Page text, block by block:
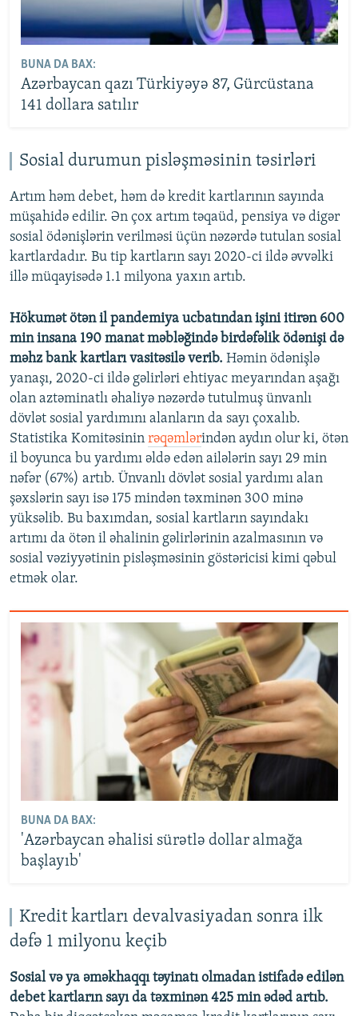
BUNA DA BAX:
Azərbaycan qazı Türkiyəyə 87, Gürcüstana
141 dollara satılır
Sosial durumun pisləşməsinin təsirləri
Artım həm debet, həm də kredit kartlarının sayında
müşahidə edilir. Ən çox artım təqaüd, pensiya və digər
sosial ödənişlərin verilməsi üçün nəzərdə tutulan sosial
kartlardadır. Bu tip kartların sayı 2020-ci ildə əvvəlki
illə müqayisədə 1.1 milyona yaxın artıb.
Hökumət ötən il pandemiya ucbatından işini itirən 600
min insana 190 manat məbləğində birdəfəlik ödənişi də
məhz bank kartları vasitəsilə verib. Həmin ödənişlə
yanaşı, 2020-ci ildə gəlirləri ehtiyac meyarından aşağı
olan aztəminatlı əhaliyə nəzərdə tutulmuş ünvanlı
dövlət sosial yardımını alanların da sayı çoxalıb.
Statistika Komitəsinin rəqəmlərindən aydın olur ki, ötən
il boyunca bu yardımı əldə edən ailələrin sayı 29 min
nəfər (67%) artıb. Ünvanlı dövlət sosial yardımı alan
şəxslərin sayı isə 175 mindən təxminən 300 minə
yüksəlib. Bu baxımdan, sosial kartların sayındakı
artımı da ötən il əhalinin gəlirlərinin azalmasının və
sosial vəziyyətinin pisləşməsinin göstəricisi kimi qəbul
etmək olar.
BUNA DA BAX:
'Azərbaycan əhalisi sürətlə dollar almağa
başlayıb'
Kredit kartları devalvasiyadan sonra ilk
dəfə 1 milyonu keçib
Sosial və ya əməkhaqqı təyinatı olmadan istifadə edilən
debet kartların sayı da təxminən 425 min ədəd artıb.